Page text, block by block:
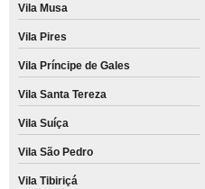
Vila Musa
Vila Pires
Vila Príncipe de Gales
Vila Santa Tereza
Vila Suíça
Vila São Pedro
Vila Tibiriçá